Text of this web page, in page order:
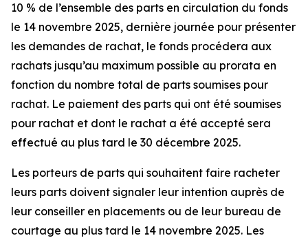
10 % de l’ensemble des parts en circulation du fonds
le 14 novembre 2025, dernière journée pour présenter
les demandes de rachat, le fonds procédera aux
rachats jusqu’au maximum possible au prorata en
fonction du nombre total de parts soumises pour
rachat. Le paiement des parts qui ont été soumises
pour rachat et dont le rachat a été accepté sera
effectué au plus tard le 30 décembre 2025.
Les porteurs de parts qui souhaitent faire racheter
leurs parts doivent signaler leur intention auprès de
leur conseiller en placements ou de leur bureau de
courtage au plus tard le 14 novembre 2025. Les